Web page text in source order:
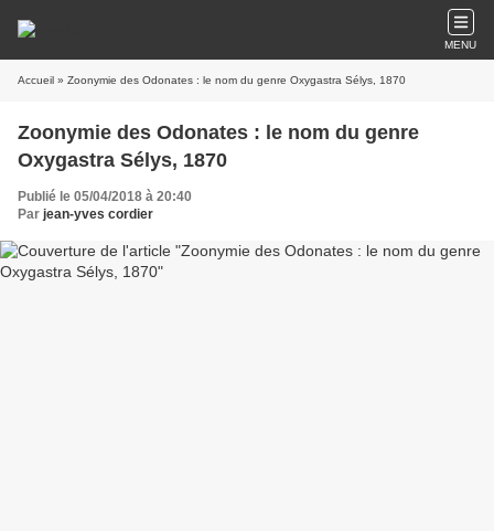
MENU
Accueil » Zoonymie des Odonates : le nom du genre Oxygastra Sélys, 1870
Zoonymie des Odonates : le nom du genre
Oxygastra Sélys, 1870
Publié le 05/04/2018 à 20:40
Par jean-yves cordier